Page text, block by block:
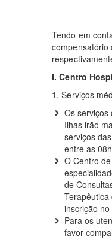
Tendo em
compensatório
I. Centro
1. Serviços
Os serviços
Ilhas irão
serviços
entre as
O Centro
de
inscrição
Para os
favor